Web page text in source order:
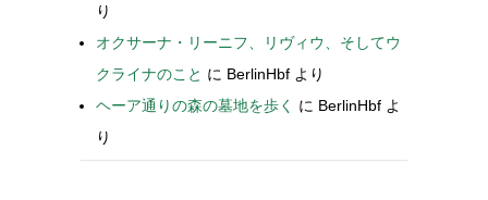
り
オクサーナ・リーニフ、リヴィウ、そしてウ
クライナのこと に BerlinHbf より
ヘーア通りの森の墓地を歩く
に BerlinHbf よ
り